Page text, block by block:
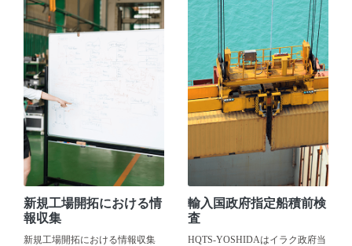
新規工場開拓における情
報収集
新規工場開拓における情報収集
輸入国政府指定船積前検
査
HQTS-YOSHIDAはイラク政府当